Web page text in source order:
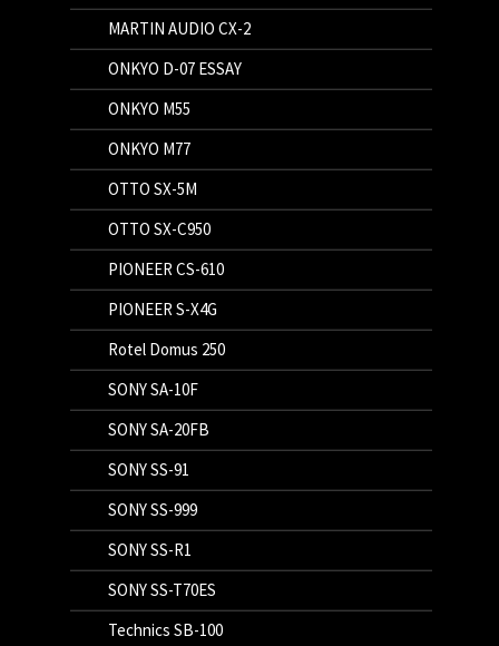
MARTIN AUDIO CX-2
ONKYO D-07 ESSAY
ONKYO M55
ONKYO M77
OTTO SX-5M
OTTO SX-C950
PIONEER CS-610
PIONEER S-X4G
Rotel Domus 250
SONY SA-10F
SONY SA-20FB
SONY SS-91
SONY SS-999
SONY SS-R1
SONY SS-T70ES
Technics SB-100